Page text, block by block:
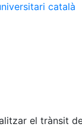
català
el